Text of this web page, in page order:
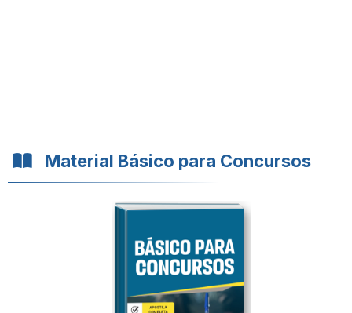
Material Básico para Concursos